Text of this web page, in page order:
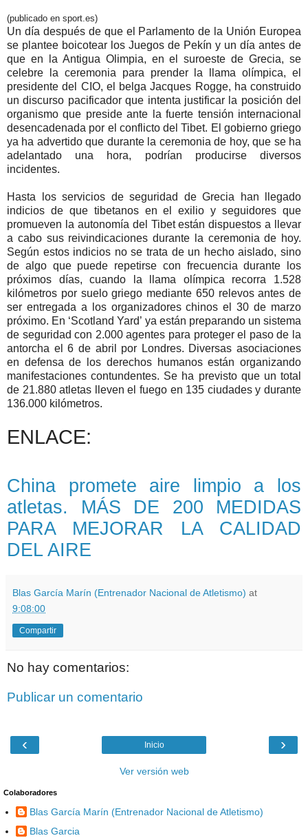
(publicado en sport.es)
Un día después de que el Parlamento de la Unión Europea
se plantee boicotear los Juegos de Pekín y un día antes de
que en la Antigua Olimpia, en el suroeste de Grecia, se
celebre la ceremonia para prender la llama olímpica, el
presidente del CIO, el belga Jacques Rogge, ha construido
un discurso pacificador que intenta justificar la posición del
organismo que preside ante la fuerte tensión internacional
desencadenada por el conflicto del Tibet. El gobierno griego
ya ha advertido que durante la ceremonia de hoy, que se ha
adelantado una hora, podrían producirse diversos
incidentes.
Hasta los servicios de seguridad de Grecia han llegado
indicios de que tibetanos en el exilio y seguidores que
promueven la autonomía del Tibet están dispuestos a llevar
a cabo sus reivindicaciones durante la ceremonia de hoy.
Según estos indicios no se trata de un hecho aislado, sino
de algo que puede repetirse con frecuencia durante los
próximos días, cuando la llama olímpica recorra 1.528
kilómetros por suelo griego mediante 650 relevos antes de
ser entregada a los organizadores chinos el 30 de marzo
próximo. En ‘Scotland Yard’ ya están preparando un sistema
de seguridad con 2.000 agentes para proteger el paso de la
antorcha el 6 de abril por Londres. Diversas asociaciones
en defensa de los derechos humanos están organizando
manifestaciones contundentes. Se ha previsto que un total
de 21.880 atletas lleven el fuego en 135 ciudades y durante
136.000 kilómetros.
ENLACE:
China promete aire limpio a los
atletas. MÁS DE 200 MEDIDAS
PARA MEJORAR LA CALIDAD
DEL AIRE
Blas García Marín (Entrenador Nacional de Atletismo) at
9:08:00
Compartir
No hay comentarios:
Publicar un comentario
‹ ›
Inicio
Ver versión web
Colaboradores
Blas García Marín (Entrenador Nacional de Atletismo)
Blas Garcia